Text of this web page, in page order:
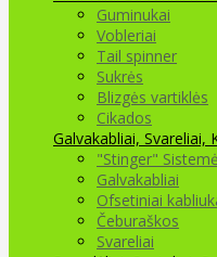
Guminukai
Vobleriai
Tail spinner
Sukrės
Blizgės vartiklės
Cikados
Galvakabliai, Svareliai,
"Stinger"
Galvakabliai
Ofsetiniai
Čeburaškos
Svareliai